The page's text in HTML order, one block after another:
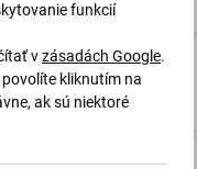
2 hod
funkcií
vzásadách Google.
kliknutím na
ak sú niektoré